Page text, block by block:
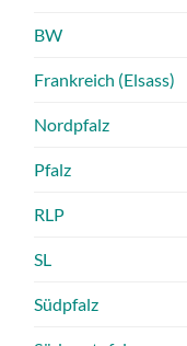
BW
Frankreich (Elsass)
Nordpfalz
Pfalz
RLP
SL
Südpfalz